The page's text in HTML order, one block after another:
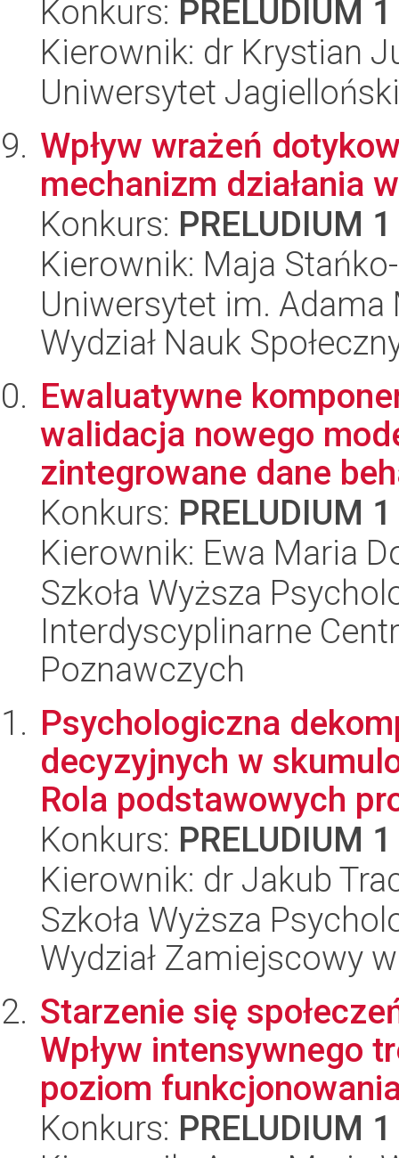
Konkurs: PRELUDIUM 1
Kierownik: dr Krystian
Uniwersytet
Wpływ wrażeń
mechanizm działania
Konkurs: PRELUDIUM 1
Kierownik: Maja
Uniwersytet im.
Wydział Nauk
Ewaluatywne
walidacja nowego
zintegrowane dane
Konkurs: PRELUDIUM 1
Kierownik: Ewa Maria
Szkoła Wyższa
Interdyscyplinarne
Poznawczych
Psychologiczna
decyzyjnych w
Rola podstawowych
Konkurs: PRELUDIUM 1
Kierownik: dr Jakub
Szkoła Wyższa
Wydział Zamiejscowy
Starzenie się
Wpływ intensywnego
poziom
Konkurs: PRELUDIUM 1